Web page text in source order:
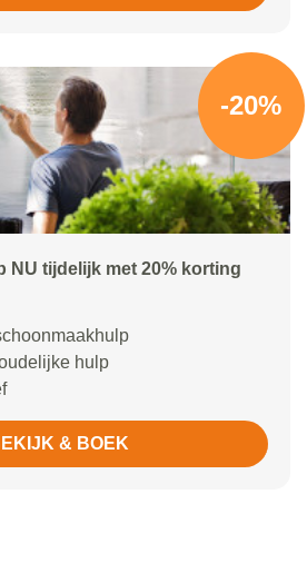
-20%
NU tijdelijk met 20% korting
hulp
& BOEK